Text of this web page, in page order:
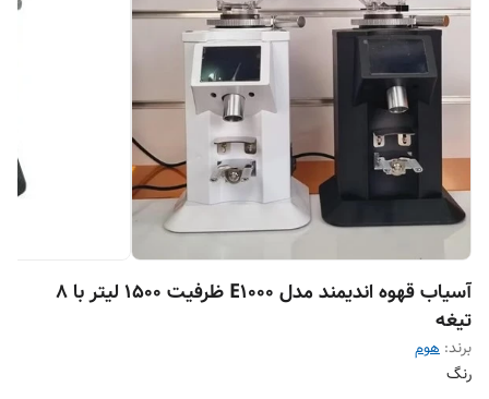
آسیاب قهوه اندیمند مدل E1000 ظرفیت ۱۵۰۰ لیتر با ۸
تیغه
برند: هوم
رنگ